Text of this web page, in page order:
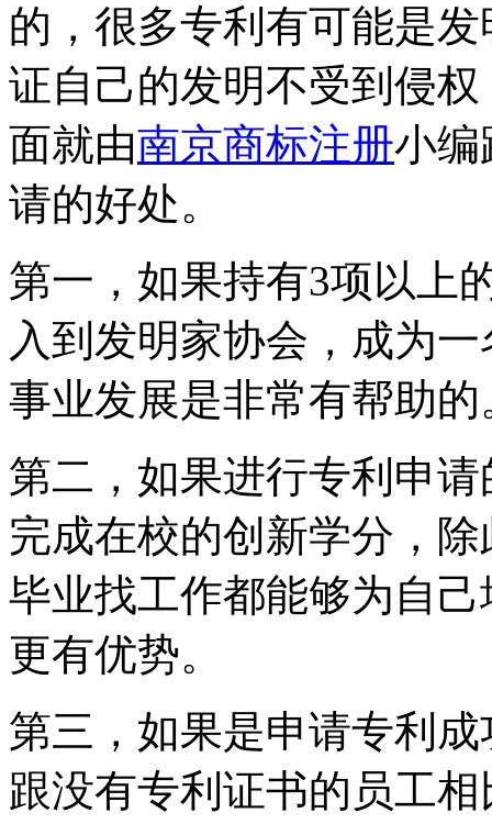
的，很多专利有可能是
证自己的发明不受到侵
面就由南京商标注册小编
请的好处。
第一，如果持有3项以上
入到发明家协会，成为
事业发展是非常有帮
第二，如果进行专利申
完成在校的创新学分，
毕业找工作都能够为自
更有优势。
第三，如果是申请专利
跟没有专利证书的员工